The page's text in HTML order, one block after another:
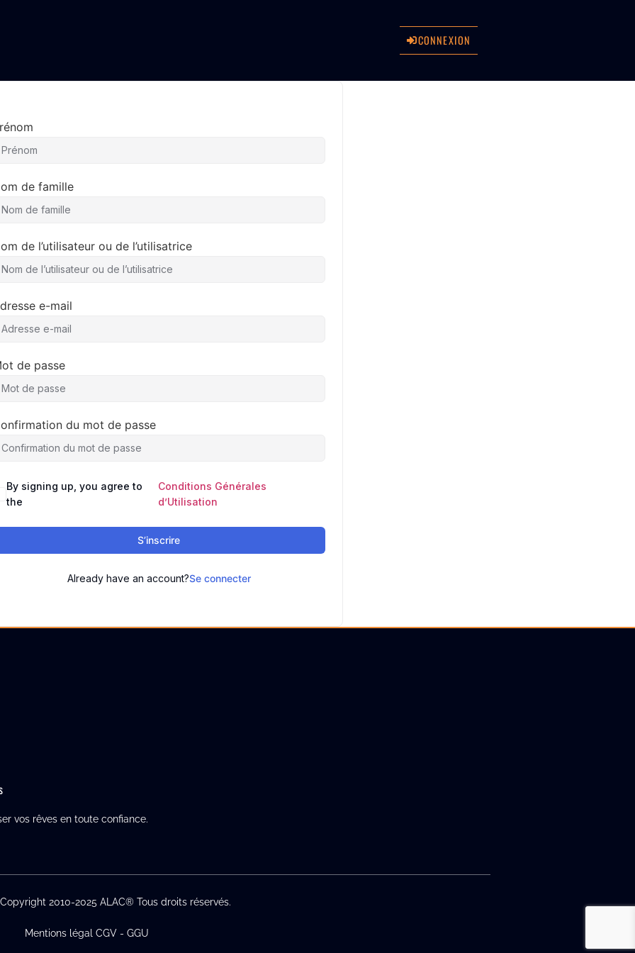
CONNEXION
de famille
de l’utilisateur ou de l’utilisatrice
e-mail
de passe
du mot de passe
By signing up, you agree to
the
Conditions Générales
d’Utilisation
S’inscrire
Already have an account?Se connecter
vos rêves en toute confiance.
2010-2025 ALAC® Tous droits réservés.
Mentions légal CGV - GGU